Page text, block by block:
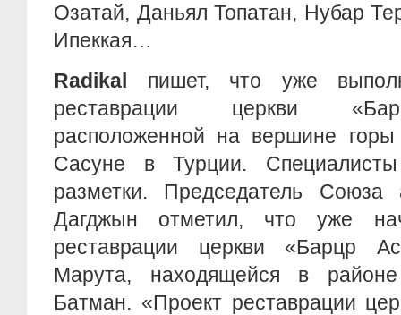
Озатай, Даньял Топатан, Нубар
Ипеккая…
Radikal пишет, что уже
реставрации церкви
расположенной на вершине
Сасуне в Турции.
разметки. Председатель
Дагджын отметил, что уже
реставрации церкви «Барцр
Марута, находящейся в
Батман. «Проект реставрации